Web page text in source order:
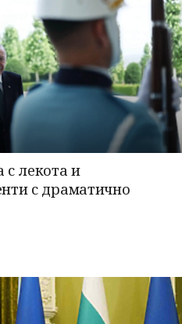
с лекота и
с драматично